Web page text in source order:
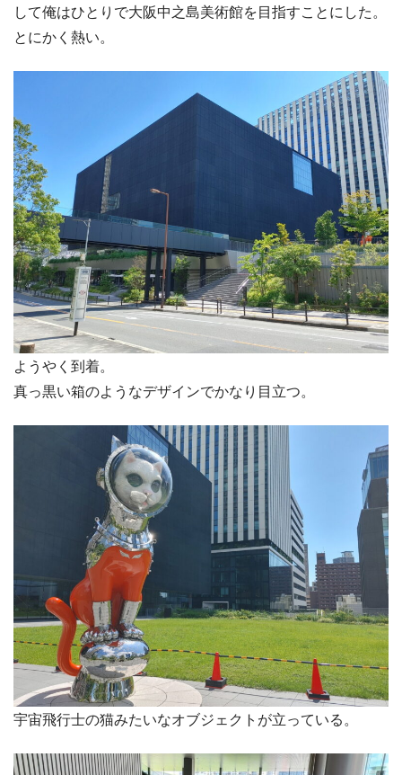
して俺はひとりで大阪中之島美術館を目指すことにした。
とにかく熱い。
ようやく到着。
真っ黒い箱のようなデザインでかなり目立つ。
宇宙飛行士の猫みたいなオブジェクトが立っている。